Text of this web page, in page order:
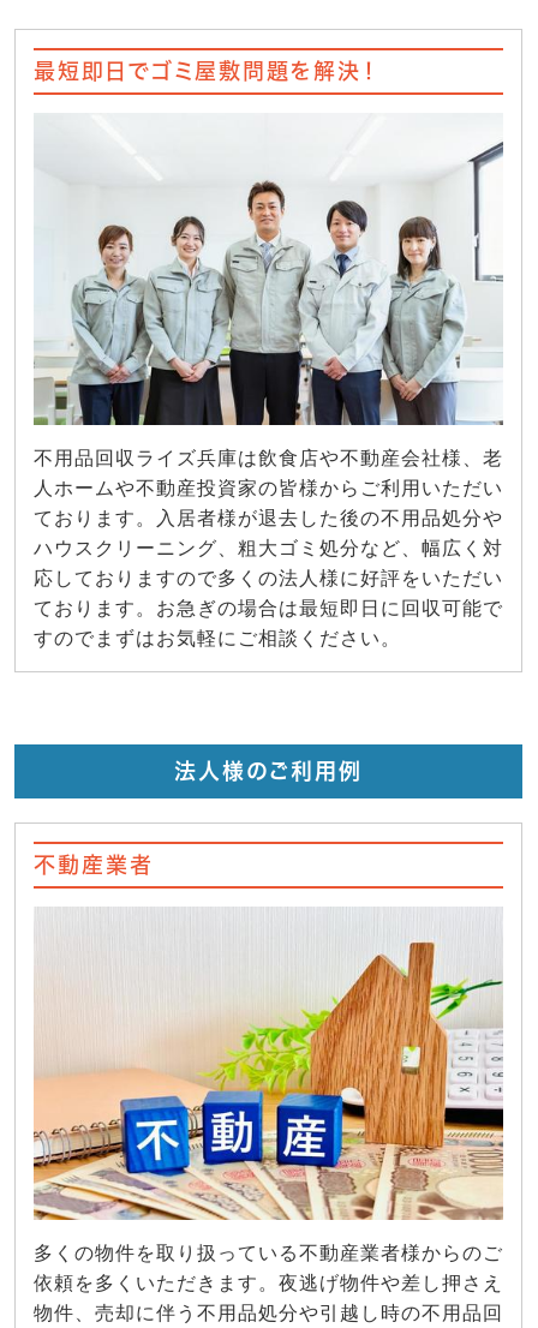
最短即日でゴミ屋敷問題を解決！
不用品回収ライズ兵庫は飲食店や不動産会社様、老
人ホームや不動産投資家の皆様からご利用いただい
ております。入居者様が退去した後の不用品処分や
ハウスクリーニング、粗大ゴミ処分など、幅広く対
応しておりますので多くの法人様に好評をいただい
ております。お急ぎの場合は最短即日に回収可能で
すのでまずはお気軽にご相談ください。
法人様のご利用例
不動産業者
多くの物件を取り扱っている不動産業者様からのご
依頼を多くいただきます。夜逃げ物件や差し押さえ
物件、売却に伴う不用品処分や引越し時の不用品回